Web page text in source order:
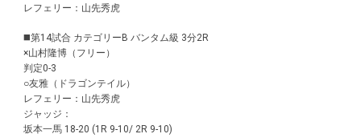
レフェリー：山先秀虎
◼️第14試合 カテゴリーB バンタム級 3分2R
×山村隆博（フリー）
判定0-3
○友雅（ドラゴンテイル）
レフェリー：山先秀虎
ジャッジ：
坂本一馬 18-20 (1R 9-10/ 2R 9-10)